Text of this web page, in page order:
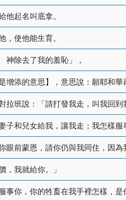
他起名叫底拿。
使他能生育。
除去了我的羞恥」，
增添的意思】，意思說：願耶和華
拉班說：「請打發我走，叫我回到
子和兒女給我，讓我走；我怎樣服
眼前蒙恩，請你仍與我同住，因
，我就給你。」
事你，你的牲畜在我手裡怎樣，是